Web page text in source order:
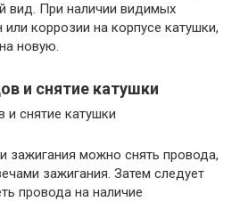
вид. При наличии видимых
коррозии на корпусе катушки,
новую.
и снятие катушки
зажигания можно снять провода,
зажигания. Затем следует
провода на наличие